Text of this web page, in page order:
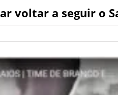
voltar a seguir o